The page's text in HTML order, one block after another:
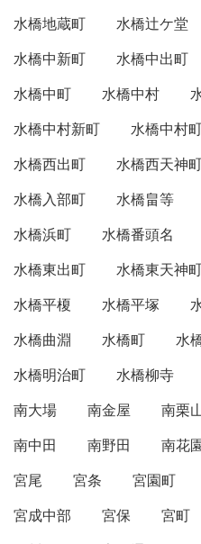
水橋地蔵町
水橋辻ケ堂
水橋中新町
水橋中出町
水橋中町
水橋中村
水橋中村新町
水橋中村
水橋西出町
水橋西天神
水橋入部町
水橋畠等
水橋浜町
水橋番頭名
水橋東出町
水橋東天神
水橋平榎
水橋平塚
水橋曲淵
水橋町 水
水橋明治町
水橋柳寺
南大場
南金屋 南栗
南中田
南野田 南花
宮尾
宮条 宮園町
宮成中部
宮保 宮町